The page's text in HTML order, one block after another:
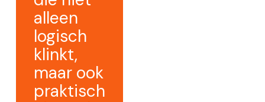
alleen
logisch
klinkt,
maar ook
praktisch